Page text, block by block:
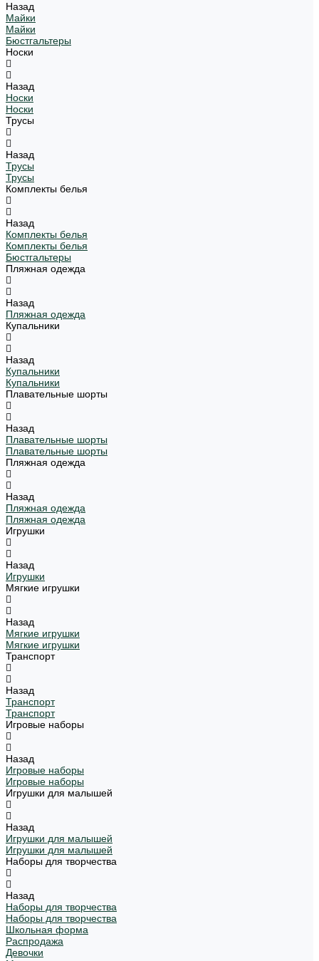
Назад
Майки
Майки
Бюстгальтеры
Носки
Назад
Носки
Носки
Трусы
Назад
Трусы
Трусы
Комплекты белья
Назад
Комплекты белья
Комплекты белья
Бюстгальтеры
Пляжная одежда
Назад
Пляжная одежда
Купальники
Назад
Купальники
Купальники
Плавательные шорты
Назад
Плавательные шорты
Плавательные шорты
Пляжная одежда
Назад
Пляжная одежда
Пляжная одежда
Игрушки
Назад
Игрушки
Мягкие игрушки
Назад
Мягкие игрушки
Мягкие игрушки
Транспорт
Назад
Транспорт
Транспорт
Игровые наборы
Назад
Игровые наборы
Игровые наборы
Игрушки для малышей
Назад
Игрушки для малышей
Игрушки для малышей
Наборы для творчества
Назад
Наборы для творчества
Наборы для творчества
Школьная форма
Распродажа
Девочки